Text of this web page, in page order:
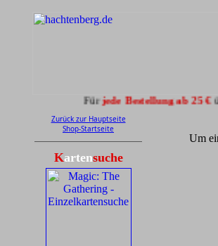
jede Bestellung ab 25 €über
Zurück zur Hauptseite
Shop-Startseite
Kartensuche
Um